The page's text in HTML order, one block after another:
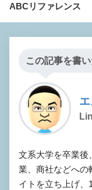
ABCリファレンス
この記事を書
文系大学を卒業後
業、商社などへの
イトを立ち上げ、